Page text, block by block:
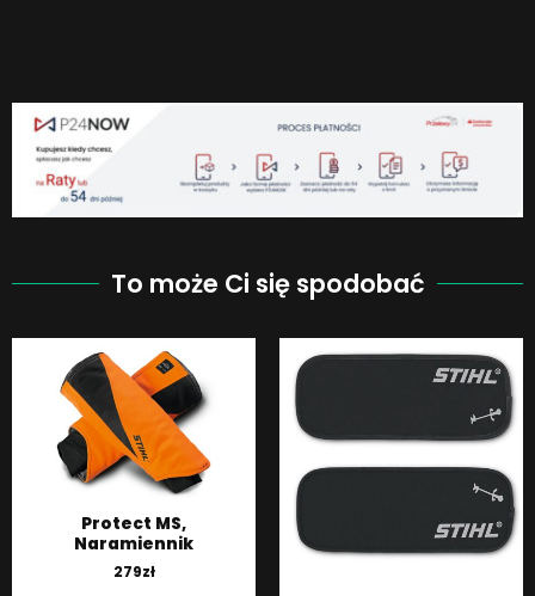
To może Ci się spodobać
Protect MS,
Naramiennik
279zł